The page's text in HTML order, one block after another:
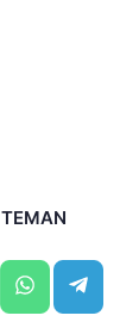
Share
on
on